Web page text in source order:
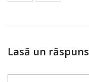
Lasă un răspuns